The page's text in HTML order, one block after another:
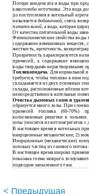
Потери конденсата и воды при
какоголибо источника. Эта вода
до поступления в котельный
называетсядобавочной,смесь
питательной,а вода, которая
От качества питательной воды
Физикохимические свойства воды
содержание взвешенных веществ,
жесткость, щелочность,
Прозрачность характеризуется
примесей, а содержание
воды твердыми нерастворимыми
Топливоподача. Для нормальной и
требуется, чтобы топливо к ним
складывается из двух основных
склады, расположенные вблизи
непосредственно в котельные
Очистка дымовых газов и
образуется много золы. При
примесей топлива (60-70%)
колосниковые решетки в
золы уносится из котлоагрегатов
В настоящее время в котельных
инерционные механические; 2)
Инерционные (механические)
золовых частиц из газового
В настоящее время широко
показана схема мокрого
подводом запыленного газа.
< Предыдущая